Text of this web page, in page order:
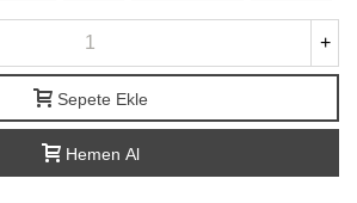
+
Sepete Ekle
Hemen Al